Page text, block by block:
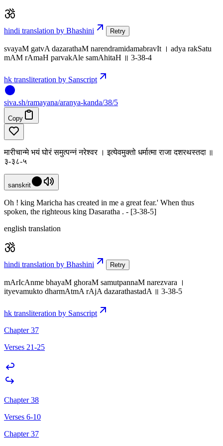
hindi translation by Bhashini Retry
svayaM gatvA dazarathaM narendramidamabravIt । adya rakSatu
mAM rAmaH parvakAle samAhitaH ॥ 3-38-4
hk transliteration by Sanscript
siva.sh/ramayana/aranya-kanda/38/5
Copy
मारीचान्मे भयं घोरं समुत्पन्नं नरेश्वर । इत्येवमुक्तो धर्मात्मा राजा दशरथस्तदा ॥
३-३८-५
sanskrit
Oh ! king Maricha has created in me a great fear.' When thus
spoken, the righteous king Dasaratha . - [3-38-5]
english translation
hindi translation by Bhashini Retry
mArIcAnme bhayaM ghoraM samutpannaM narezvara ।
ityevamukto dharmAtmA rAjA dazarathastadA ॥ 3-38-5
hk transliteration by Sanscript
Chapter 37
Verses 21-25
Chapter 38
Verses 6-10
Chapter 37